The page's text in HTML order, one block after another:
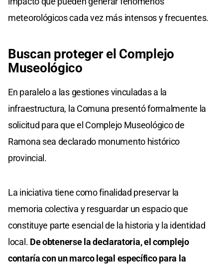
meteorológicos cada vez más intensos y frecuentes.
Buscan proteger el Complejo
Museológico
En paralelo a las gestiones vinculadas a la
infraestructura, la Comuna presentó formalmente la
solicitud para que el Complejo Museológico de
Ramona sea declarado monumento histórico
provincial.
La iniciativa tiene como finalidad preservar la
memoria colectiva y resguardar un espacio que
constituye parte esencial de la historia y la identidad
local. De obtenerse la declaratoria, el complejo
contaría con un marco legal específico para la